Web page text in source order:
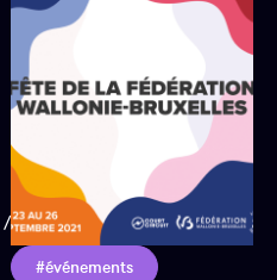
/
#événements